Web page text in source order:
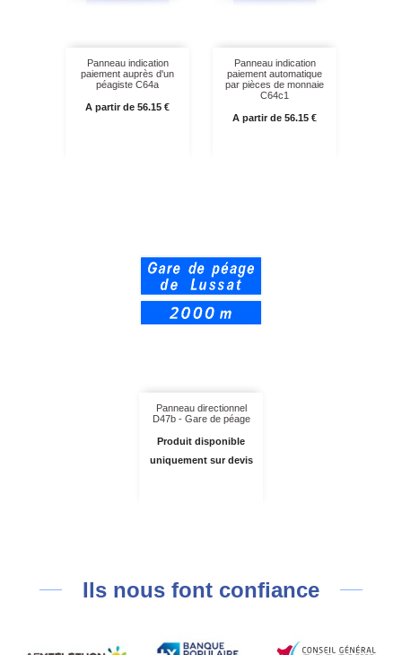
Panneau indication
paiement auprès d'un
péagiste C64a
Prix
A partir de 56.15 €
Panneau indication
paiement automatique
par pièces de monnaie
C64c1
Prix
A partir de 56.15 €
Panneau directionnel
D47b - Gare de péage
Produit disponible
uniquement sur devis
Ils nous font confiance